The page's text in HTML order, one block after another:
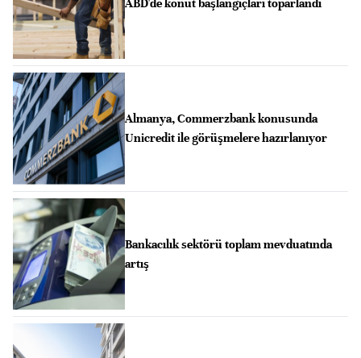
ABD'de konut başlangıçları toparlandı
Almanya, Commerzbank konusunda
Unicredit ile görüşmelere hazırlanıyor
Bankacılık sektörü toplam mevduatında
artış